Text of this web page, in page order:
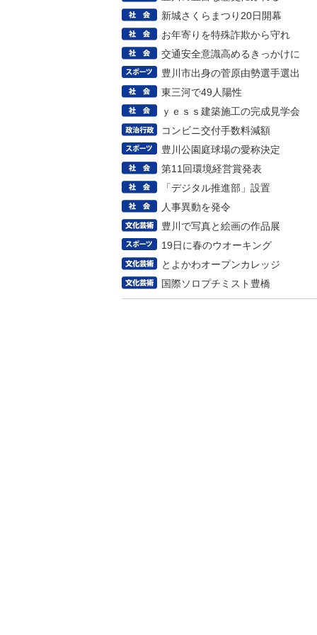
新城さくらまつり20日開幕
お年寄りを特殊詐欺から守れ
交通安全意識高めるきっかけに
豊川市出身の菅原由勢選手選出
東三河で49人陽性
ｙｅｓｓ建築施工の完成見学会
コンビニ交付手数料減額
豊川公園庭球場の愛称決定
第11回環境経営賞発表
「デジタル推進部」設置
人事異動を発令
豊川で写真と絵画の作品展
19日に春のウオーキング
とよかわオープンカレッジ
国際ソロプチミスト豊橋